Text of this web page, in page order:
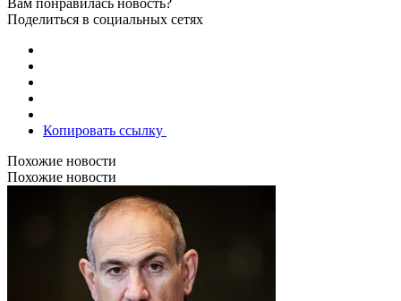
Поделиться в социальных сетях
Копировать ссылку
Похожие новости
Похожие новости